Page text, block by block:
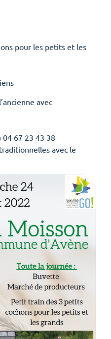
pour les petits et les
avec
04 67 23 43 38
avec le